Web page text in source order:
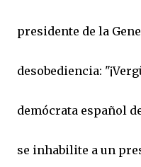
presidente de la
desobediencia:
demócrata español
se inhabilite a un